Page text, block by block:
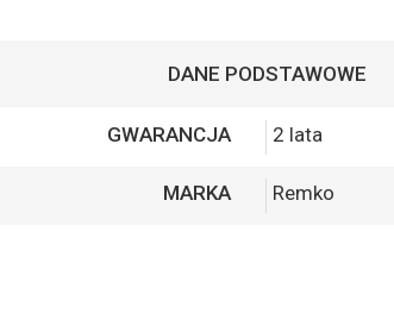
DANE PODSTAWOWE
GWARANCJA 2 lata
MARKA Remko